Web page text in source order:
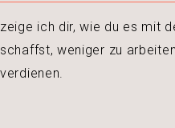
zeige ich dir, wie du es mit
schaffst, weniger zu
verdienen.